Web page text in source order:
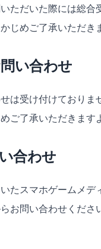
ただいた際には総
じめご了承いただき
い合わせ
は受け付けておりま
ご了承いただきます
合わせ
たスマホゲームメ
お問い合わせくださ